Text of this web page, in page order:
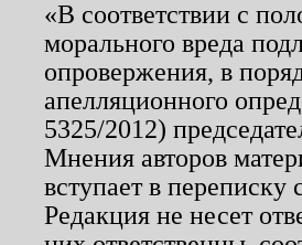
«В соответствии с
морального вреда
опровержения, в
апелляционного
5325/2012)
Мнения авторов
вступает в переписку
Редакция не несет